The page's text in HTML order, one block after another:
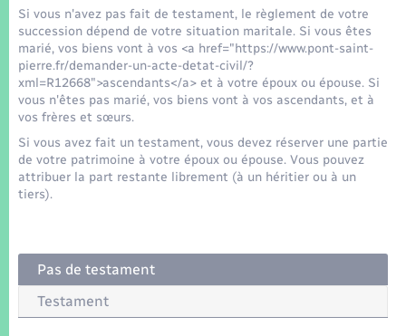
Numérique
Organisation d’événement
Seniors
Voirie et espace public
Publications
La Communauté de communes
Si vous n'avez pas fait de testament, le règlement de votre
succession dépend de votre situation maritale. Si vous êtes
marié, vos biens vont à vos <a href="https://www.pont-saint-
pierre.fr/demander-un-acte-detat-civil/?
xml=R12668">ascendants</a> et à votre époux ou épouse. Si
vous n'êtes pas marié, vos biens vont à vos ascendants, et à
vos frères et sœurs.
Si vous avez fait un testament, vous devez réserver une partie
de votre patrimoine à votre époux ou épouse. Vous pouvez
attribuer la part restante librement (à un héritier ou à un
tiers).
Pas de testament
Testament